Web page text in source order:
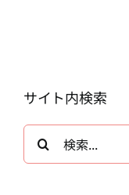
サイト内検索
検
索